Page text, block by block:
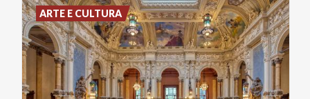
ARTE E CULTURA